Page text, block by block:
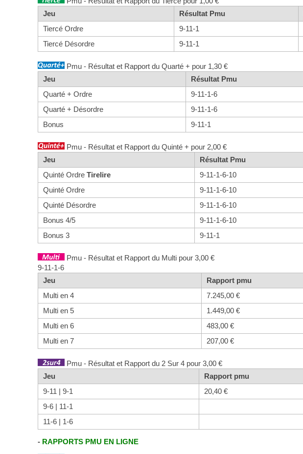
Jeu
Résultat Pmu
Tiercé Ordre
9-11-1
Tiercé Désordre
9-11-1
Pmu - Résultat et Rapport du Quarté + pour 1,30 €
Jeu
Résultat Pmu
Quarté + Ordre
9-11-1-6
Quarté + Désordre
9-11-1-6
Bonus
9-11-1
Pmu - Résultat et Rapport du Quinté + pour 2,00 €
Jeu
Résultat Pmu
Quinté OrdreTirelire 9-11-1-6-10
Quinté Ordre
9-11-1-6-10
Quinté Désordre
9-11-1-6-10
Bonus 4/5
9-11-1-6-10
Bonus 3
9-11-1
Pmu - Résultat et Rapport du Multi pour 3,00 €
9-11-1-6
Jeu
Rapport pmu
Multi en 4
7.245,00 €
Multi en 5
1.449,00 €
Multi en 6
483,00 €
Multi en 7
207,00 €
Pmu - Résultat et Rapport du 2 Sur 4 pour 3,00 €
Jeu
Rapport pmu
9-11 | 9-1
20,40 €
9-6 | 11-1
11-6 | 1-6
- RAPPORTS PMU EN LIGNE